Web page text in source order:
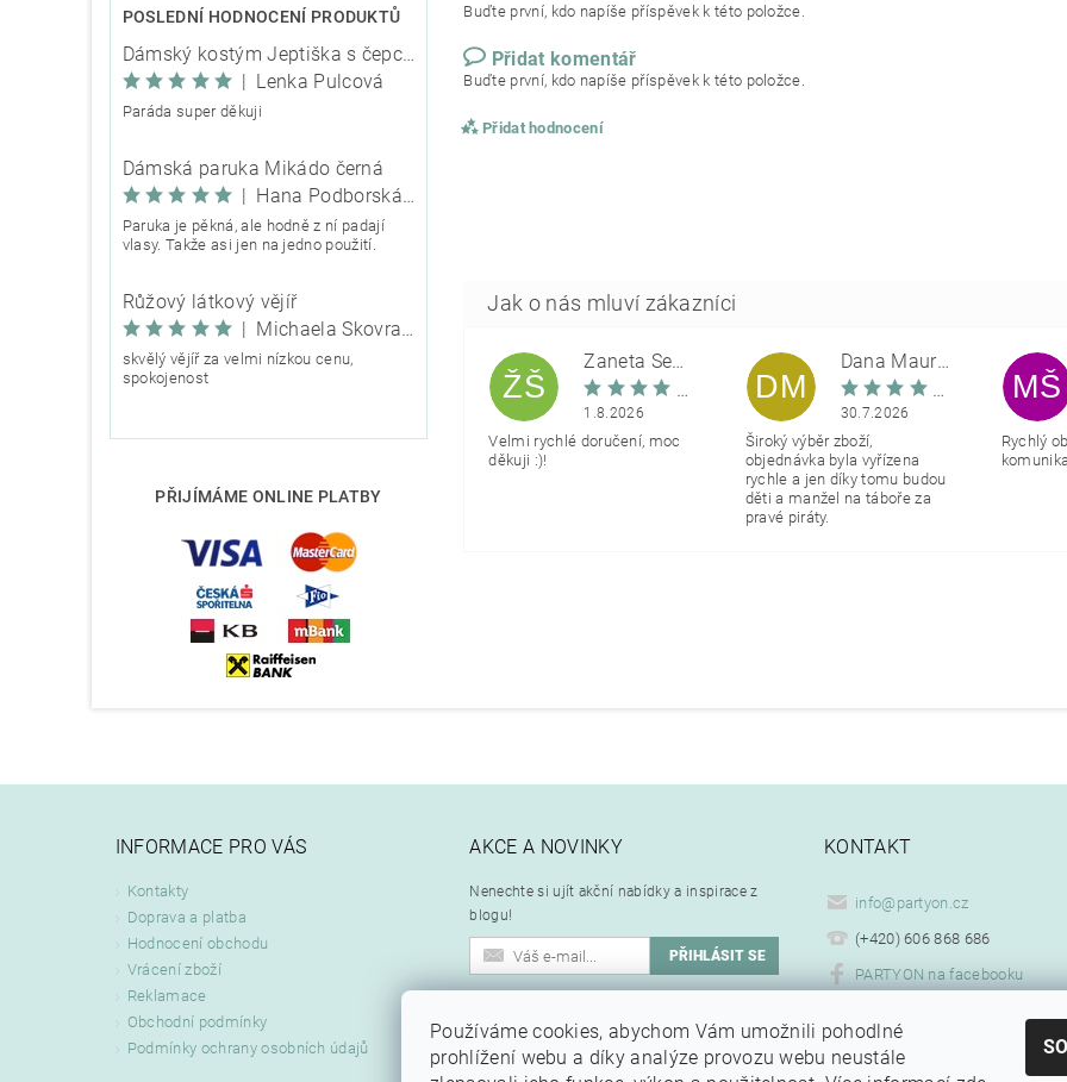
POSLEDNÍ HODNOCENÍ PRODUKTŮ
Dámský kostým Jeptiška s čepcem
Lenka Pulcová
Paráda super děkuji
Dámská paruka Mikádo černá
Hana Podborská TRIXIE
Paruka je pěkná, ale hodně z ní padají
vlasy. Takže asi jen na jedno použití.
Růžový látkový vějíř
Michaela Škovranová
skvělý vějíř za velmi nízkou cenu,
spokojenost
PŘIJÍMÁME ONLINE PLATBY
Buďte první, kdo napíše příspěvek k této položce.
Přidat komentář
Buďte první, kdo napíše příspěvek k této položce.
Přidat hodnocení
ŽŠ
Žaneta Šemberová
1.8.2026
Velmi rychlé doručení, moc
děkuji :)!
DM
Dana Maurerová
30.7.2026
Široký výběr zboží,
objednávka byla vyřízena
rychle a jen díky tomu budou
děti a manžel na táboře za
pravé piráty.
MŠ
Rychlý
INFORMACE PRO VÁS
Kontakty
Doprava a platba
Hodnocení obchodu
Vrácení zboží
Reklamace
Obchodní podmínky
Podmínky ochrany osobních údajů
AKCE A NOVINKY
Nenechte si ujít akční nabídky a inspirace z
blogu!
zpracováním osobních údajů.
KONTAKT
info@ partyon.cz
(+420) 606 868 686
PARTYON na facebooku
Používáme cookies, abychom Vám umožnili pohodlné
prohlížení webu a díky analýze provozu webu neustále